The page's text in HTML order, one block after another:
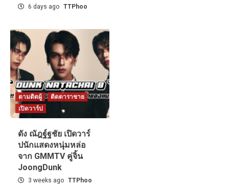
6 days ago TTPhoo
ตามติดผู้
ติดดาราชาย
เปิดวาร์ป
ดัง ณัฎฐ์ฐชัย เปิดวาร์
ปนักแสดงหนุ่มหล่อ
จาก GMMTV คู่จิ้น
JoongDunk
3 weeks ago TTPhoo